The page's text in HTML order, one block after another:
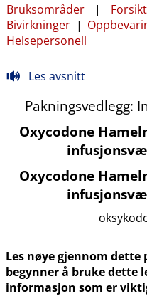
Bruksområder |
Bivirkninger |
Helsepersonell
Les avsnitt
Pakningsvedlegg:
Oxycodone
Oxycodone
Les nøye gjennom
begynner å bruke dette
informasjon som er